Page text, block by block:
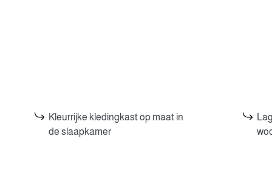
Kleurrijke kledingkast op maat in
de slaapkamer